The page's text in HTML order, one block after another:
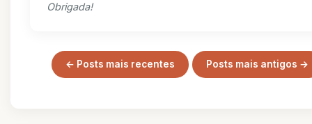
Obrigada!
← Posts mais recentes Posts mais antigos →